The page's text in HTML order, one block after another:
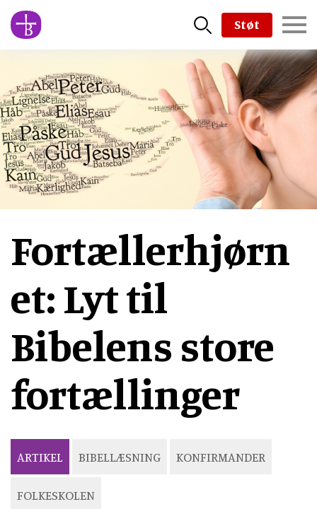
Skip
to
main
Støt
Fortællerhjørn
et: Lyt til
Bibelens store
fortællinger
ARTIKEL BIBELLÆSNING KONFIRMANDER
FOLKESKOLEN